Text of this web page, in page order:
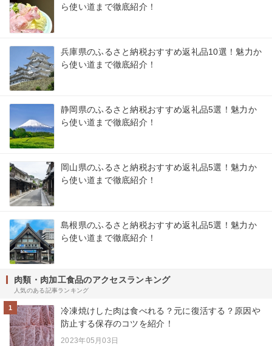
ら使い道まで徹底紹介！
兵庫県のふるさと納税おすすめ返礼品10選！魅力か
ら使い道まで徹底紹介！
静岡県のふるさと納税おすすめ返礼品5選！魅力か
ら使い道まで徹底紹介！
岡山県のふるさと納税おすすめ返礼品5選！魅力か
ら使い道まで徹底紹介！
島根県のふるさと納税おすすめ返礼品5選！魅力か
ら使い道まで徹底紹介！
肉類・肉加工食品のアクセスランキング
人気のある記事ランキング
1
冷凍焼けした肉は食べれる？元に復活する？原因や
防止する保存のコツを紹介！
2023年05月03日